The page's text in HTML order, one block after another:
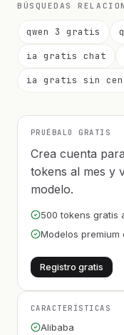
BÚSQUEDAS
qwen 3 gratis
ia gratis chat
ia gratis sin
PRUÉBALO GRATIS
Crea cuenta
tokens al mes y
modelo.
500 tokens gratis
Modelos premium
Registro gratis
CARACTERÍSTICAS
Alibaba